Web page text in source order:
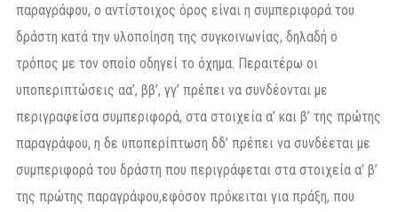
παραγράφου, ο αντίστοιχος όρος είναι η συμπεριφορά του
δράστη κατά την υλοποίηση της συγκοινωνίας, δηλαδή ο
τρόπος με τον οποίο οδηγεί το όχημα. Περαιτέρω οι
υποπεριπτώσεις αα’, ββ’, γγ’ πρέπει να συνδέονται με
περιγραφείσα συμπεριφορά, στα στοιχεία α’ και β’ της πρώτης
παραγράφου, η δε υποπερίπτωση δδ’ πρέπει να συνδέεται με
συμπεριφορά του δράστη που περιγράφεται στα στοιχεία α’ β’
της πρώτης παραγράφου,εφόσον πρόκειται για πράξη, που